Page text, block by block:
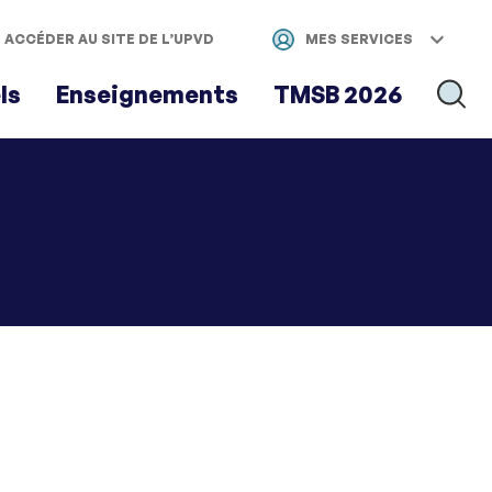
ACCÉDER AU SITE DE L’UPVD MES SERVICES
Enseignements TMSB 2026